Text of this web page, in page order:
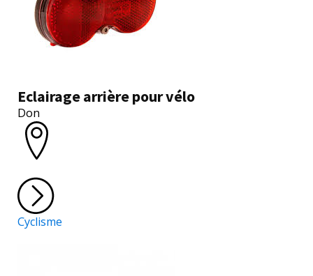
Eclairage arrière pour vélo
Don
Cyclisme